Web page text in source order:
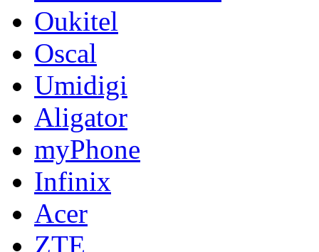
Oukitel
Oscal
Umidigi
Aligator
myPhone
Infinix
Acer
ZTE